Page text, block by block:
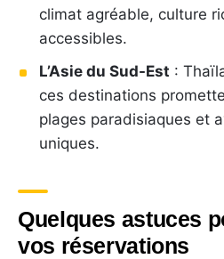
climat agréable, culture
accessibles.
L’Asie du Sud-Est :
ces destinations
plages paradisiaques et
uniques.
Quelques astuces
vos réservations